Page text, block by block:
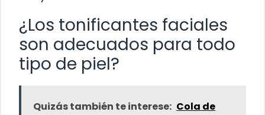
¿Los tonificantes faciales
son adecuados para todo
tipo de piel?
Quizás también te interese: Cola de